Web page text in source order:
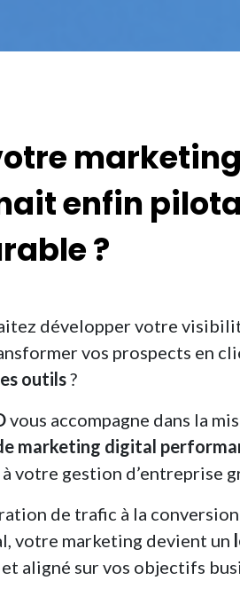
enfin
?
développer votre
vos prospects en
outils?
vous accompagne dans la
marketing digital
votre gestion d’entreprise
de trafic à la
votre marketing devient un
aligné sur vos objectifs